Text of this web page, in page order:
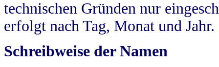
technischen Gründen nur
erfolgt nach Tag, Monat und Jahr.
Schreibweise der Namen